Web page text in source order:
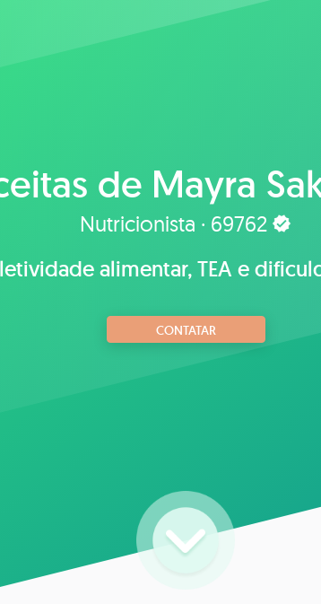
de Mayra
Nutricionista · 69762
alimentar, TEA e
CONTATAR